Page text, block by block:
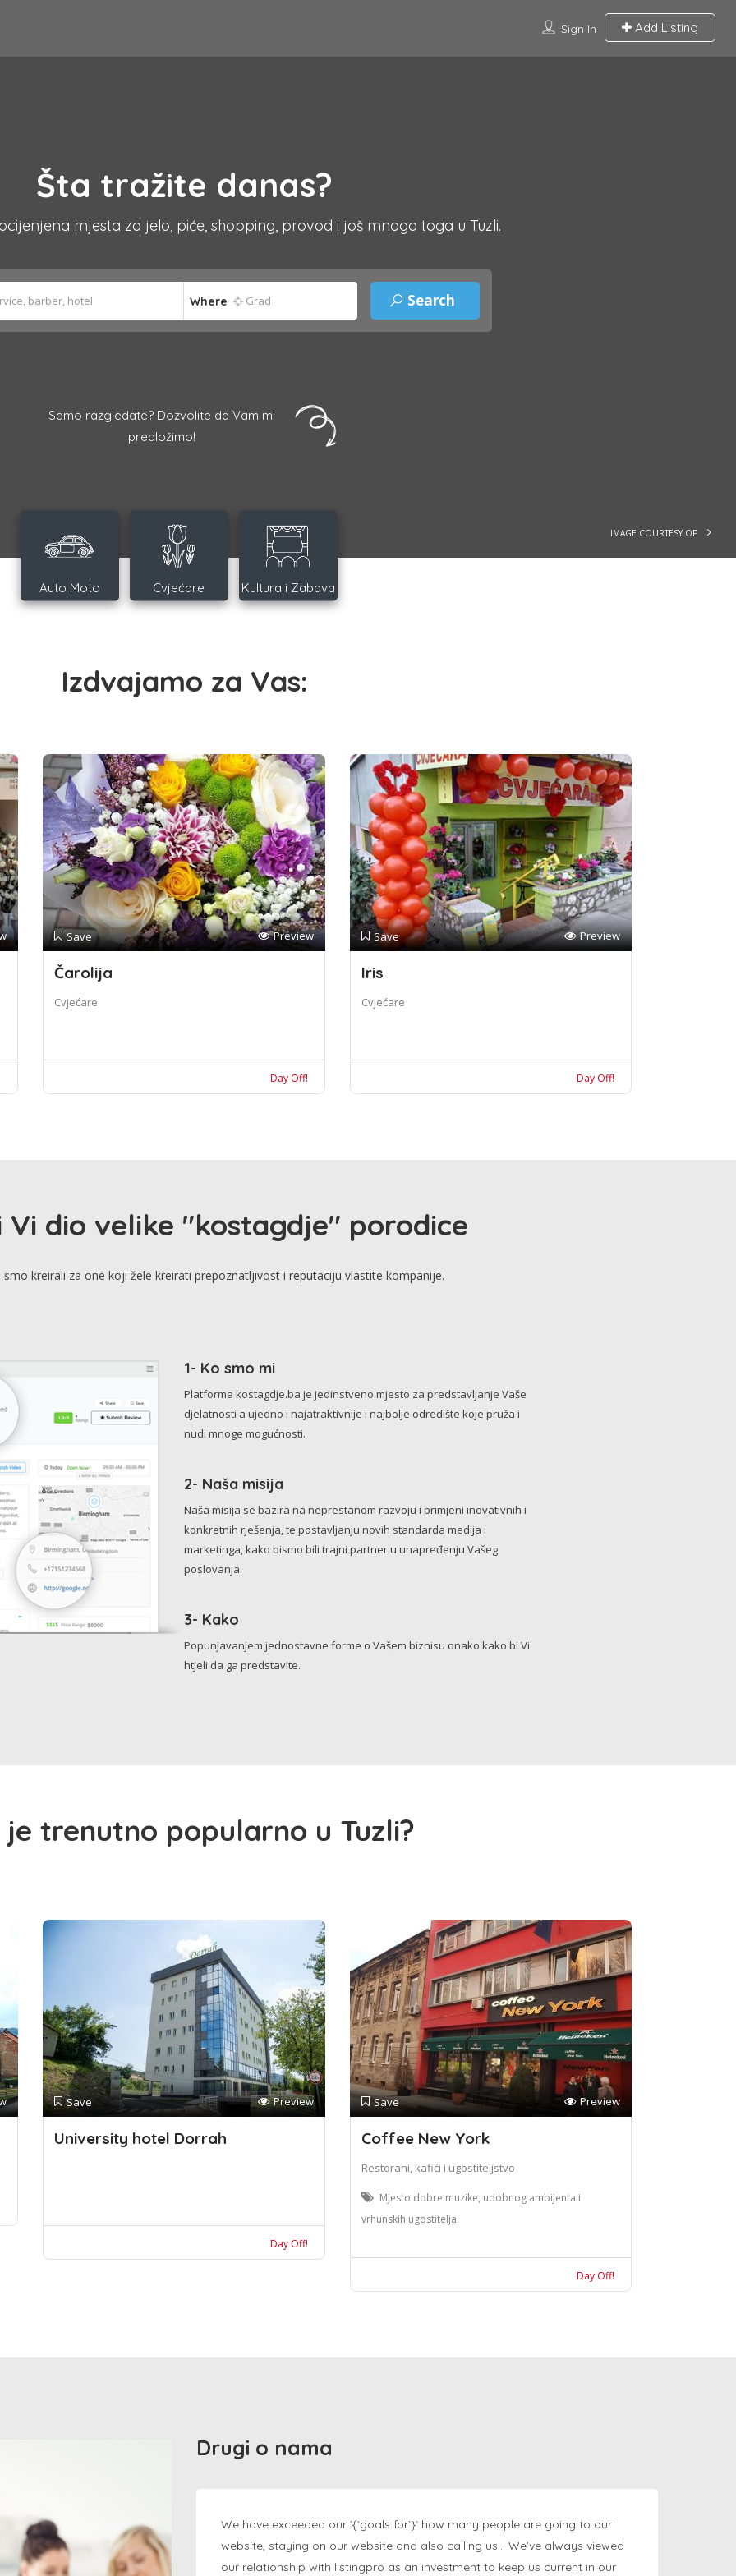
Sign In Add Listing
IMAGE COURTESY OF
Šta tražite danas?
mjesta za jelo, piće, shopping, provod i još mnogo toga u Tuzli.
Where
Samo razgledate? Dozvolite da Vam mi
predložimo!
Auto Moto Cvjećare Kultura i Zabava
Izdvajamo za Vas:
Save Preview
Čarolija
Cvjećare
Day Off!
Save Preview
Iris
Cvjećare
Day Off!
Vi dio velike "kostagdje" porodice
kreirali za one koji žele kreirati prepoznatljivost i reputaciju vlastite kompanije.
1- Ko smo mi
Platforma kostagdje.ba je jedinstveno mjesto za predstavljanje Vaše
djelatnosti a ujedno i najatraktivnije i najbolje odredište koje pruža i
nudi mnoge mogućnosti.
2- Naša misija
Naša misija se bazira na neprestanom razvoju i primjeni inovativnih i
konkretnih rješenja, te postavljanju novih standarda medija i
marketinga, kako bismo bili trajni partner u unapređenju Vašeg
poslovanja.
3- Kako
Popunjavanjem jednostavne forme o Vašem biznisu onako kako bi Vi
htjeli da ga predstavite.
je trenutno popularno u Tuzli?
Save Preview
University hotel Dorrah
Day Off!
Save Preview
Coffee New York
Restorani, kafići i ugostiteljstvo
Mjesto dobre muzike, udobnog ambijenta i
vrhunskih ugostitelja.
Day Off!
Drugi o nama
We have exceeded our `{`goals for`}` how many people are going to our
website, staying on our website and also calling us… We’ve always viewed
our relationship with listingpro as an investment to keep us current in our